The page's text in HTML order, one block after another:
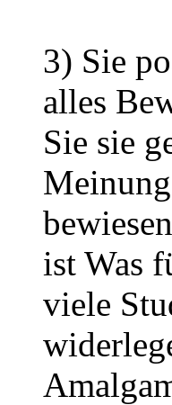
3) Sie
alles
Sie sie
ist Was
viele